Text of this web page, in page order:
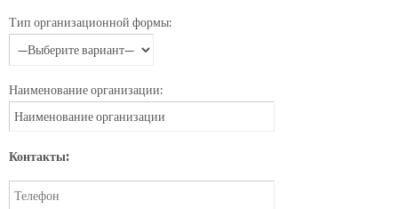
Тип организационной формы:
Наименование организации:
Контакты: